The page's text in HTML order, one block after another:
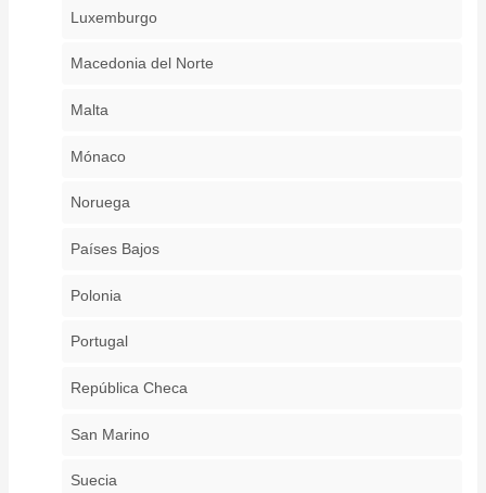
Luxemburgo
Macedonia del Norte
Malta
Mónaco
Noruega
Países Bajos
Polonia
Portugal
República Checa
San Marino
Suecia